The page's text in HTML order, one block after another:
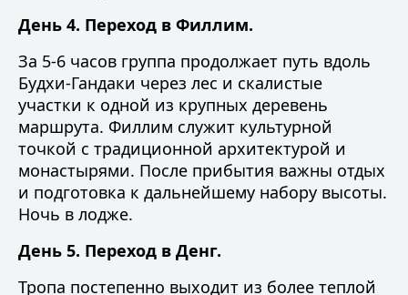
День 4. Переход в Филлим.
За 5-6 часов группа продолжает путь вдоль
Будхи-Гандаки через лес и скалистые
участки к одной из крупных деревень
маршрута. Филлим служит культурной
точкой с традиционной архитектурой и
монастырями. После прибытия важны отдых
и подготовка к дальнейшему набору высоты.
Ночь в лодже.
День 5. Переход в Денг.
Тропа постепенно выходит из более теплой